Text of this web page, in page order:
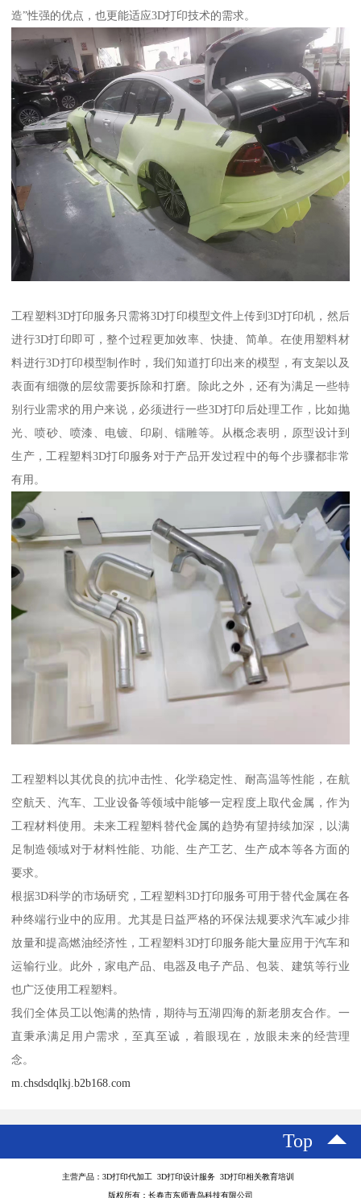
造”性强的优点，也更能适应3D打印技术的需求。
工程塑料3D打印服务只需将3D打印模型文件上传到3D打印机，然后
进行3D打印即可，整个过程更加效率、快捷、简单。在使用塑料材
料进行3D打印模型制作时，我们知道打印出来的模型，有支架以及
表面有细微的层纹需要拆除和打磨。除此之外，还有为满足一些特
别行业需求的用户来说，必须进行一些3D打印后处理工作，比如抛
光、喷砂、喷漆、电镀、印刷、镭雕等。从概念表明，原型设计到
生产，工程塑料3D打印服务对于产品开发过程中的每个步骤都非常
有用。
工程塑料以其优良的抗冲击性、化学稳定性、耐高温等性能，在航
空航天、汽车、工业设备等领域中能够一定程度上取代金属，作为
工程材料使用。未来工程塑料替代金属的趋势有望持续加深，以满
足制造领域对于材料性能、功能、生产工艺、生产成本等各方面的
要求。
根据3D科学的市场研究，工程塑料3D打印服务可用于替代金属在各
种终端行业中的应用。尤其是日益严格的环保法规要求汽车减少排
放量和提高燃油经济性，工程塑料3D打印服务能大量应用于汽车和
运输行业。此外，家电产品、电器及电子产品、包装、建筑等行业
也广泛使用工程塑料。
我们全体员工以饱满的热情，期待与五湖四海的新老朋友合作。一
直秉承满足用户需求，至真至诚，着眼现在，放眼未来的经营理
念。
m.chsdsdqlkj.b2b168.com
Top
主营产品：3D打印代加工 3D打印设计服务 3D打印相关教育培训
版权所有：长春市东师青鸟科技有限公司